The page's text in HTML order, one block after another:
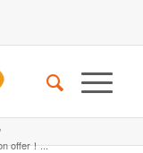
offer！...